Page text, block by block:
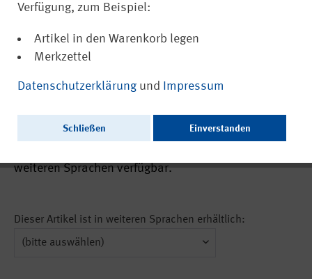
Zertifizierung
weiteren Sprachen verfügbar.
Dieser Artikel ist in weiteren Sprachen erhältlich:
Verfügung, zum Beispiel:
Artikel in den Warenkorb legen
Merkzettel
Datenschutzerklärung und Impressum
Schließen Einverstanden